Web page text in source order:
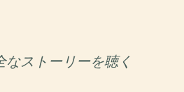
なストーリーを聴く